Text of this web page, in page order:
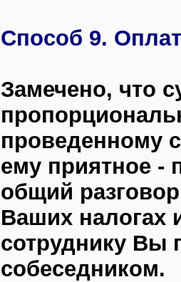
Способ 9.
Замечено, что
проведенному
ему приятное -
общий
Ваших налогах
сотруднику Вы
собеседником.